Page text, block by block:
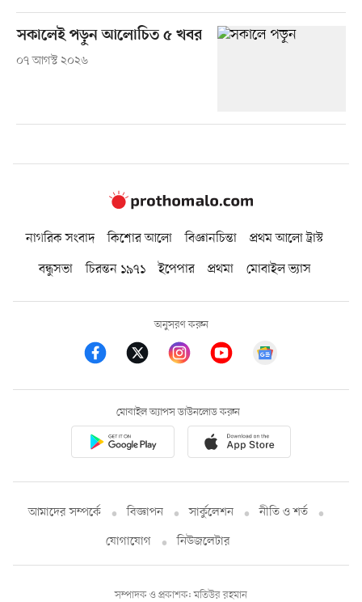
সকালেই পড়ুন আলোচিত ৫ খবর
০৭ আগস্ট ২০২৬
নাগরিক সংবাদ কিশোর আলো বিজ্ঞানচিন্তা
প্রথম আলো ট্রাস্ট
বন্ধুসভা
চিরন্তন ১৯৭১ ইপেপার প্রথমা মোবাইল ভ্যাস
অনুসরণ করুন
মোবাইল অ্যাপস ডাউনলোড করুন
আমাদের সম্পর্কে বিজ্ঞাপন সার্কুলেশন
নীতি ও শর্ত
যোগাযোগ
নিউজলেটার
সম্পাদক ও প্রকাশক: মতিউর রহমান